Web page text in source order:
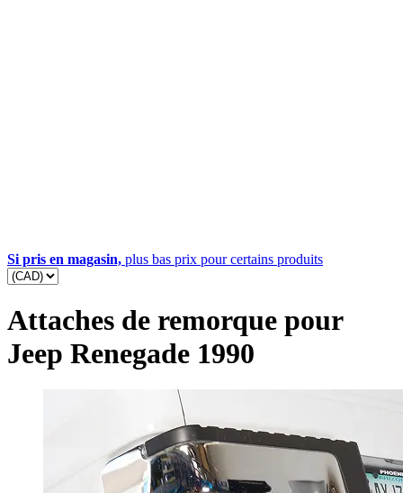
Si pris en magasin, plus bas prix pour certains produits
Attaches de remorque pour
Jeep Renegade 1990